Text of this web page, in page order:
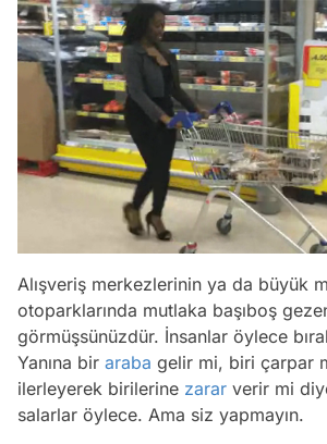
Alışveriş merkezlerinin ya da büyük
otoparklarında mutlaka başıboş
görmüşsünüzdür. İnsanlar öylece
Yanına bir araba gelir mi, biri çarpar
ilerleyerek birilerine zarar verir mi
salarlar öylece. Ama siz yapmayın.